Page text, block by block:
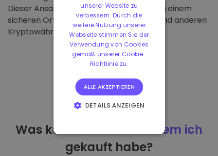
Dieser Ansatz macht unsere Plattform zu einem
sicheren Ort für die Aufbewahrung von und anderen
Kryptowährungen.
Was kann ich tun
nachdem ich
gekauft habe?
unserer Website zu
verbessern. Durch die
weitere Nutzung unserer
Webseite stimmen Sie der
Verwendung von Cookies
gemäß unserer Cookie-
Richtlinie zu.
ALLE AKZEPTIEREN
DETAILS ANZEIGEN
PERFORMANCE